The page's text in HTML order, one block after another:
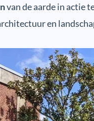
van de aarde in actie
en